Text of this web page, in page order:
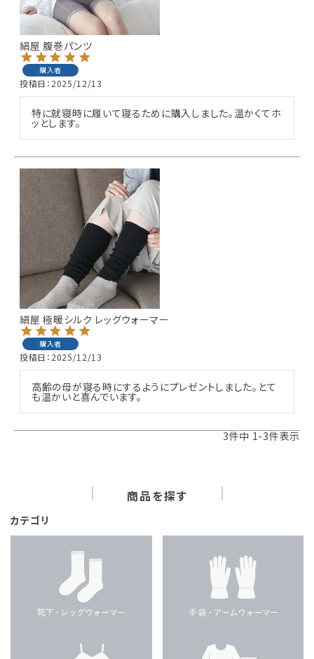
絹屋 腹巻パンツ
購入者
投稿日 2025/12/13
特に就寝時に履いて寝るために購入しました。温かくてホ
ッとします。
絹屋 極暖シルク レッグウォーマー
購入者
投稿日 2025/12/13
高齢の母が寝る時にするようにプレゼントしました。とて
も温かいと喜んでいます。
3件中 1-3件表示
商品を探す
カテゴリ